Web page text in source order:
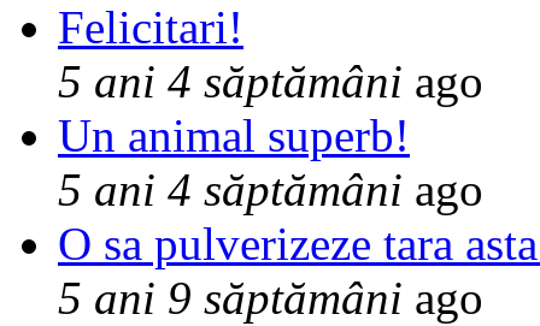
Felicitari!
5 ani 4 săptămâni ago
Un animal superb!
5 ani 4 săptămâni ago
O sa pulverizeze tara
5 ani 9 săptămâni ago